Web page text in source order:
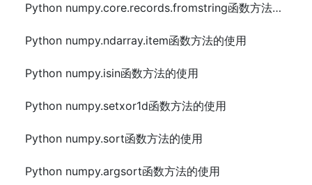
Python numpy.core.records.fromstring函数方法的使用
Python numpy.ndarray.item函数方法的使用
Python numpy.isin函数方法的使用
Python numpy.setxor1d函数方法的使用
Python numpy.sort函数方法的使用
Python numpy.argsort函数方法的使用